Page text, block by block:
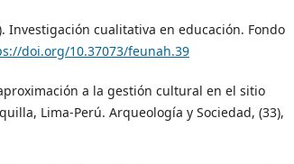
Investigación cualitativa en educación. Fondo
doi.org/10.37073/feunah.39
a la gestión cultural en el sitio
Lima-Perú. Arqueología y Sociedad, (33),